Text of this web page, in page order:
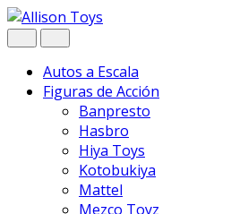
Navegar
Ir
al
Autos a Escala
Figuras de Acción
Banpresto
Hasbro
Hiya Toys
Kotobukiya
Mattel
Mezco Toyz